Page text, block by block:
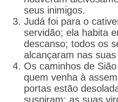
seus inimigos.
Judá foi para o
servidão; ela habita
descanso; todos os
alcançaram nas
Os caminhos de
quem venha à
portas estão
suspiram; as suas